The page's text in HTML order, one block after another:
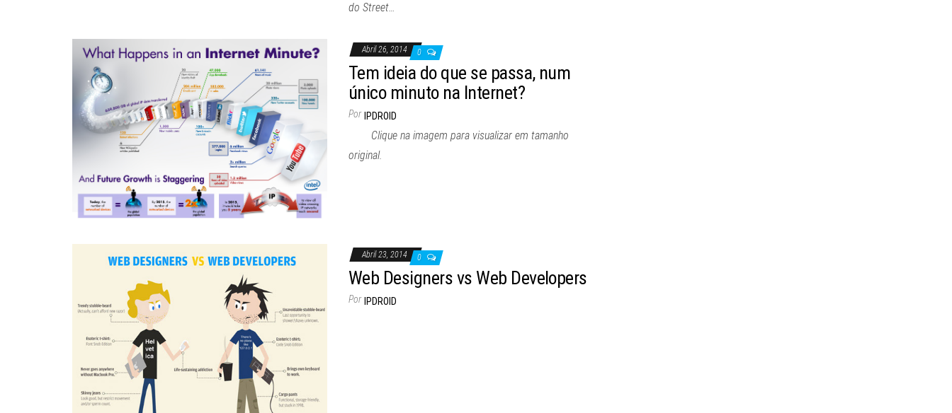
do Street…
Abril 26, 2014 0
Tem ideia do que se passa, num
único minuto na Internet?
Por IPDROID
Clique na imagem para visualizar em tamanho
original.
Abril 23, 2014 0
Web Designers vs Web Developers
Por IPDROID